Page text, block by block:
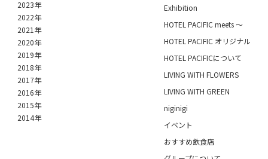
2023年
2022年
2021年
2020年
2019年
2018年
2017年
2016年
2015年
2014年
Exhibition
HOTEL PACIFIC meets ～
HOTEL PACIFIC オリジナル
HOTEL PACIFICについて
LIVING WITH FLOWERS
LIVING WITH GREEN
niginigi
イベント
おすすめ飲食店